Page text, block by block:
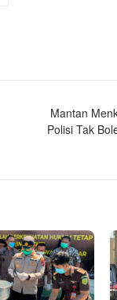
Mantan
Polisi Tak